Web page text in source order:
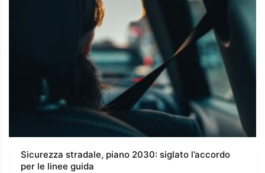
Sicurezza stradale, piano 2030: siglato l’accordo
per le linee guida